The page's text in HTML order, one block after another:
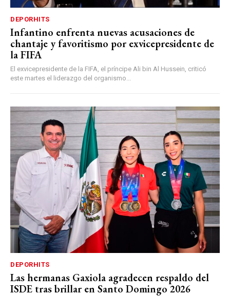
DEPORHITS
Infantino enfrenta nuevas acusaciones de
chantaje y favoritismo por exvicepresidente de
la FIFA
El exvicepresidente de la FIFA, el príncipe Ali bin Al Hussein, criticó
este martes el liderazgo del organismo...
DEPORHITS
Las hermanas Gaxiola agradecen respaldo del
ISDE tras brillar en Santo Domingo 2026